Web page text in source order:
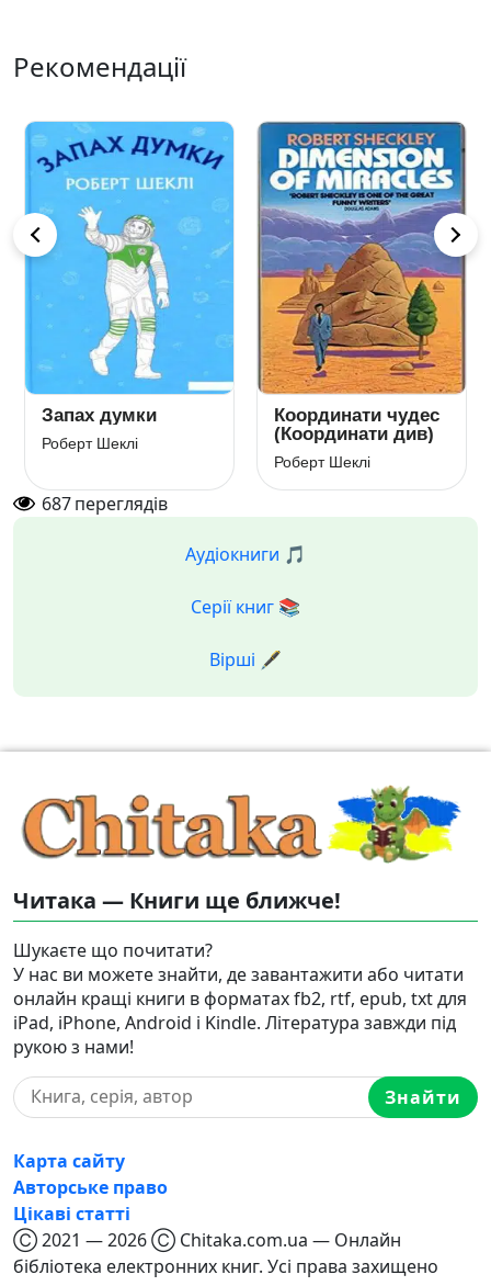
Рекомендації
Запах думки
Роберт Шеклі
Координати чудес
(Координати див)
Роберт Шеклі
687переглядів
Аудіокниги 🎵
Серії книг 📚
Вірші 🖋️
Читака — Книги ще ближче!
Шукаєте що почитати?
У нас ви можете знайти, де завантажити або читати
онлайн кращі книги в форматах fb2, rtf, epub, txt для
iPad, iPhone, Android і Kindle. Література завжди під
рукою з нами!
Знайти
Карта сайту
Авторське право
Цікаві статті
Ⓒ 2021 — 2026 Ⓒ Chitaka.com.ua — Онлайн
бібліотека електронних книг. Усі права захищено